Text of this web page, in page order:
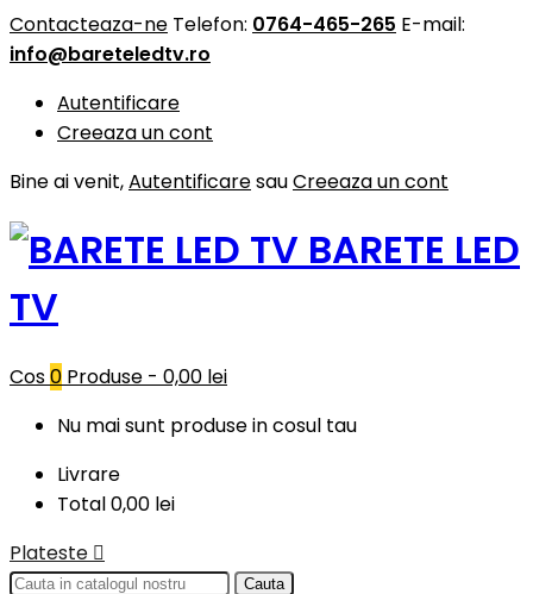
Contacteaza-ne Telefon: 0764-465-265 E-mail:
info@bareteledtv.ro
Autentificare
Creeaza un cont
Bine ai venit,AutentificaresauCreeaza un cont
BARETE LED
TV
Cos0 Produse - 0,00 lei
Nu mai sunt produse in cosul tau
Livrare
Total0,00 lei
Plateste 
Cauta